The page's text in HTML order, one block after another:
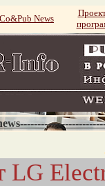
Со&Pub News
LG